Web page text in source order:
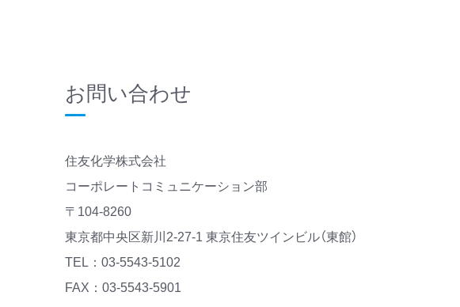
お問い合わせ
住友化学株式会社
コーポレートコミュニケーション部
〒104-8260
東京都中央区新川2-27-1 東京住友ツインビル（東館）
TEL：03-5543-5102
FAX：03-5543-5901